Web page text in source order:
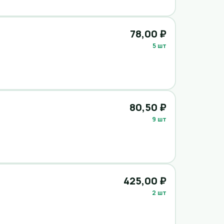
78,00 ₽
5 шт
80,50 ₽
9 шт
425,00 ₽
2 шт